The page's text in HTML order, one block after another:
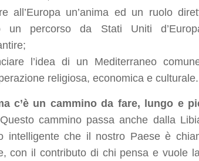
all’Europa un’anima ed un ruolo
un percorso da Stati Uniti
l’idea di un Mediterraneo
religiosa, economica e culturale.
c’è un cammino da fare, lungo e
Questo cammino passa anche dalla
intelligente che il nostro Paese è
con il contributo di chi pensa e vuole